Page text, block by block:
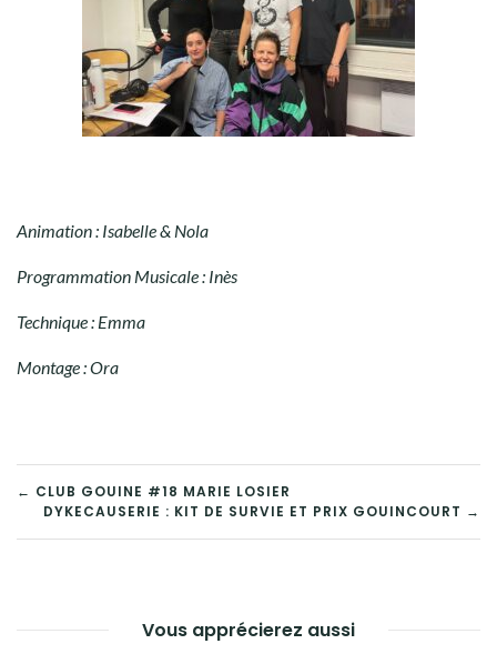
Animation : Isabelle & Nola
Programmation Musicale : Inès
Technique : Emma
Montage : Ora
NAVIGATION
L’ARTICLE
← CLUB GOUINE #18 MARIE LOSIER
DYKECAUSERIE : KIT DE SURVIE ET PRIX GOUINCOURT →
Vous apprécierez aussi